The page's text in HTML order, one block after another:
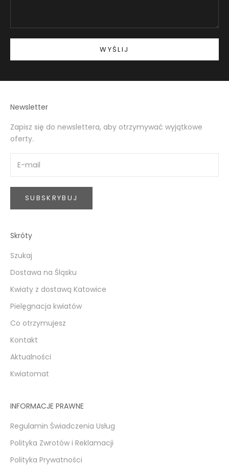
WYŚLIJ
Newsletter
Zapisz się do newslettera, aby otrzymywać wyjątkowe
oferty.
SUBSKRYBUJ
Skróty
Szukaj
Dostawa na Śląsku
Kwiaty z dostawą Katowice
Pielęgnacja kwiatów
Co otrzymujesz
Kontakt
Aktualności
Kwiatomat
INFORMACJE PRAWNE
Regulamin Świadczenia Usług
Polityka Zwrotów i Reklamacji
Polityka Prywatności